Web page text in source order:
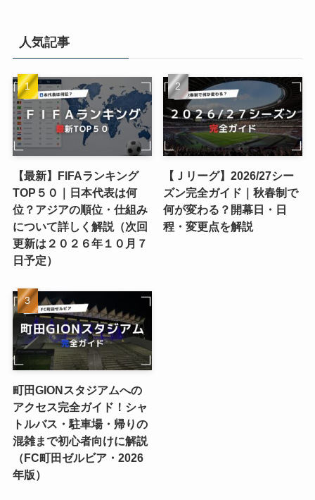
人気記事
【最新】FIFAランキング
TOP５０｜日本代表は何
位？アジアの順位・仕組み
について詳しく解説（次回
更新は２０２６年１０月７
日予定）
【Ｊリーグ】2026/27シー
ズン完全ガイド｜秋春制で
何が変わる？開幕日・日
程・変更点を解説
町田GIONスタジアムへの
アクセス完全ガイド！シャ
トルバス・駐車場・帰りの
混雑まで初心者向けに解説
（FC町田ゼルビア・2026
年版）